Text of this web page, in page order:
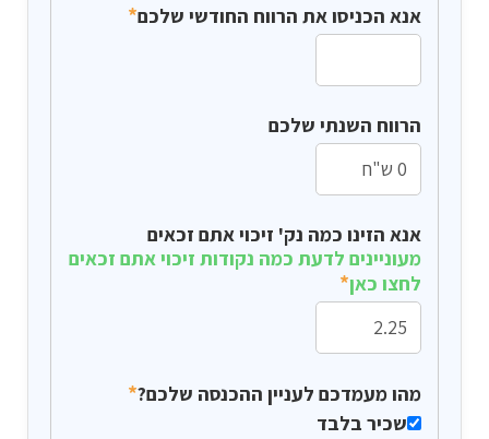
אנא הכניסו את הרווח החודשי שלכם*
הרווח השנתי שלכם
אנא הזינו כמה נק' זיכוי אתם זכאים
מעוניינים לדעת כמה נקודות זיכוי אתם זכאים
לחצו כאן*
מהו מעמדכם לעניין ההכנסה שלכם?*
שכיר בלבד